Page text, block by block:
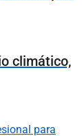
climático,